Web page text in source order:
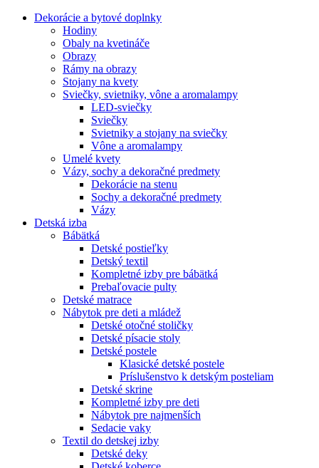
Dekorácie a bytové doplnky
Hodiny
Obaly na kvetináče
Obrazy
Rámy na obrazy
Stojany na kvety
Sviečky, svietniky, vône a aromalampy
LED-sviečky
Sviečky
Svietniky a stojany na sviečky
Vône a aromalampy
Umelé kvety
Vázy, sochy a dekoračné predmety
Dekorácie na stenu
Sochy a dekoračné predmety
Vázy
Detská izba
Bábätká
Detské postieľky
Detský textil
Kompletné izby pre bábätká
Prebaľovacie pulty
Detské matrace
Nábytok pre deti a mládež
Detské otočné stoličky
Detské písacie stoly
Detské postele
Klasické detské postele
Príslušenstvo k detským posteliam
Detské skrine
Kompletné izby pre deti
Nábytok pre najmenších
Sedacie vaky
Textil do detskej izby
Detské deky